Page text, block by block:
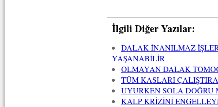
İlgili Diğer Yazılar:
DALAK İNANILMAZ
YAŞANABİLİR
OLMAYAN DALAK
TÜM KASLARI
UYURKEN SOLA DOĞRU
KALP KRİZİNİ